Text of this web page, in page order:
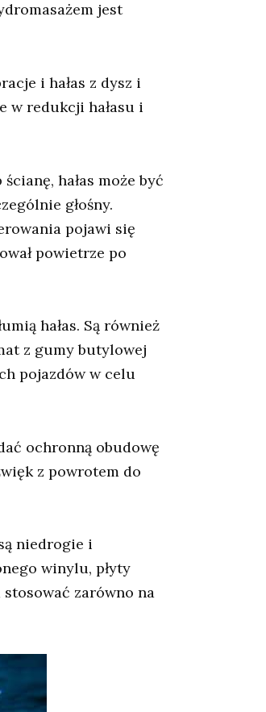
jest
i hałas z dysz i
w redukcji hałasu i
hałas może być
głośny.
pojawi się
powietrze po
hałas. Są również
z gumy butylowej
pojazdów w celu
ochronną obudowę
z powrotem do
niedrogie i
winylu, płyty
zarówno na